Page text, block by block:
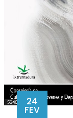
24
FEV